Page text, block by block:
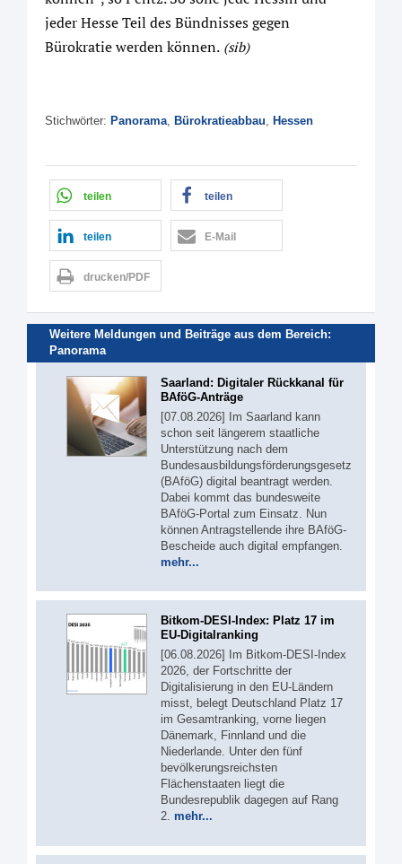
jeder Hesse Teil des Bündnisses gegen
Bürokratie werden können. (sib)
Stichwörter: Panorama, Bürokratieabbau, Hessen
teilen teilen
teilen E-Mail
drucken/PDF
Weitere Meldungen und Beiträge aus dem Bereich:
Panorama
Saarland: Digitaler Rückkanal für
BAföG-Anträge
[07.08.2026] Im Saarland kann
schon seit längerem staatliche
Unterstützung nach dem
Bundesausbildungsförderungsgesetz
(BAföG) digital beantragt werden.
Dabei kommt das bundesweite
BAföG-Portal zum Einsatz. Nun
können Antragstellende ihre BAföG-
Bescheide auch digital empfangen.
mehr...
Bitkom-DESI-Index: Platz 17 im
EU-Digitalranking
[06.08.2026] Im Bitkom-DESI-Index
2026, der Fortschritte der
Digitalisierung in den EU-Ländern
misst, belegt Deutschland Platz 17
im Gesamtranking, vorne liegen
Dänemark, Finnland und die
Niederlande. Unter den fünf
bevölkerungsreichsten
Flächenstaaten liegt die
Bundesrepublik dagegen auf Rang
2. mehr...